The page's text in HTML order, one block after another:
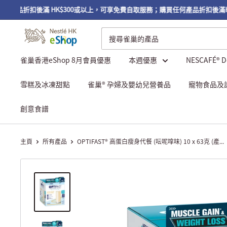
品折扣後滿 HK$300或以上，可享免費自取服務；購買任何產品折扣後滿
雀巢香港eShop 8月會員優惠 本週優惠 NESCAFÉ®
雪糕及冰凍甜點 雀巢® 孕婦及嬰幼兒營養品 寵物食品及
創意食譜
主頁 所有產品 OPTIFAST® 高蛋白瘦身代餐 (呍呢嗱味) 10 x 63克 (產...